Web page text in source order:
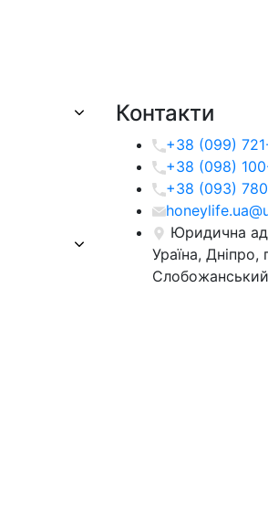
Контакти
+38 (099)
+38 (098)
+38 (093)
Юридична
Ураїна, Дніпро,